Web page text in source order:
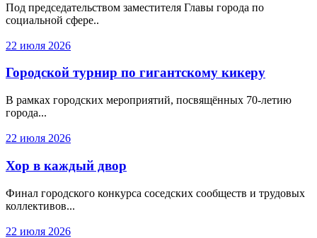
Под председательством заместителя Главы города по
социальной сфере..
22 июля 2026
Городской турнир по гигантскому кикеру
В рамках городских мероприятий, посвящённых 70-летию
города...
22 июля 2026
Хор в каждый двор
Финал городского конкурса соседских сообществ и трудовых
коллективов...
22 июля 2026